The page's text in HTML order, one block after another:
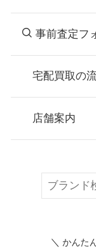
事前査定フ
宅配買取の
お申
または梱包
店舗案内
＼ かんた